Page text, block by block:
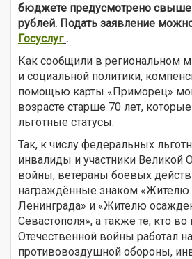
бюджете предусмотрено
рублей. Подать заявление
Госуслуг .
Как сообщили в региональном
и социальной политики,
помощью карты «Приморец»
возрасте старше 70 лет,
льготные статусы.
Так, к числу федеральных
инвалиды и участники Великой
войны, ветераны боевых
награждённые знаком «Жителю
Ленинграда» и «Жителю
Севастополя», а также те, кто
Отечественной войны работал
противовоздушной обороны,